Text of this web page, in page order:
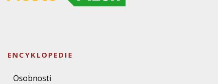
ENCYKLOPEDIE
Osobnosti